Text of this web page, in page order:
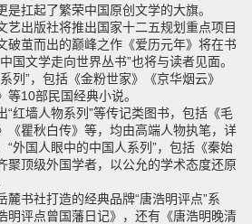
是扛起了繁荣中国原创文学的大旗。
出版社将推出国家十二五规划重点项目
破茧而出的巅峰之作《爱历元年》将在书
国文学走向世界丛书”也将与读者见面。
列”，包括《金粉世家》《京华烟云》
等10部民国经典小说。
墙人物系列”等传记类图书，包括《毛
《瞿秋白传》等，均由高端人物执笔，详
“外国人眼中的中国人系列”，包括《秦始
聚顶级外国学者，以公允的学术态度还原
书社打造的经典品牌“唐浩明评点”系
明评点曾国藩日记》，还有《唐浩明晚清